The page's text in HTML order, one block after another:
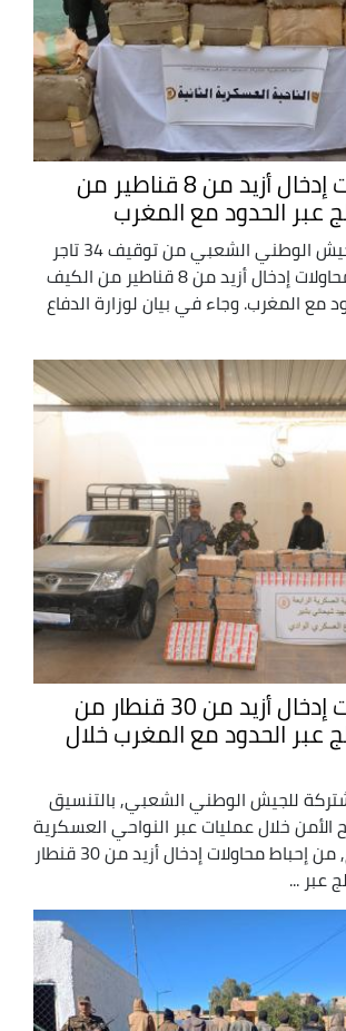
إحباط محاولات إدخال أزيد من 8 قناطير من
عبر الحدود مع المغرب
تمكنت مفارز للجيش الوطني الشعبي من توقيف 34 تاجر
مخدرات وإحباط محاولات إدخال أزيد من 8 قناطير من الكيف
مع المغرب. وجاء في بيان لوزارة الدفاع
إحباط محاولات إدخال أزيد من 30 قنطار من
عبر الحدود مع المغرب خلال
للجيش الوطني الشعبي, بالتنسيق
خلال عمليات عبر النواحي العسكرية
الأسبوع المنصرم, من إحباط محاولات إدخال أزيد من 30 قنطار
...